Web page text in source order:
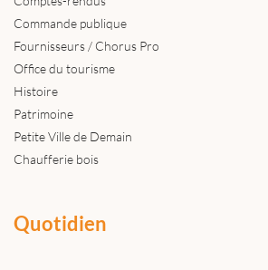
Commande publique
Fournisseurs / Chorus Pro
Office du tourisme
Histoire
Patrimoine
Petite Ville de Demain
Chaufferie bois
Quotidien